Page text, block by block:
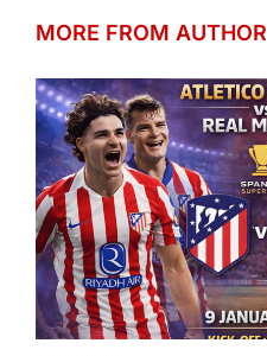
MORE FROM AUTHOR